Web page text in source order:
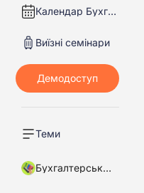
Календар Бухгалтера
Виїзні семінари
Теми
Бухгалтерський облік